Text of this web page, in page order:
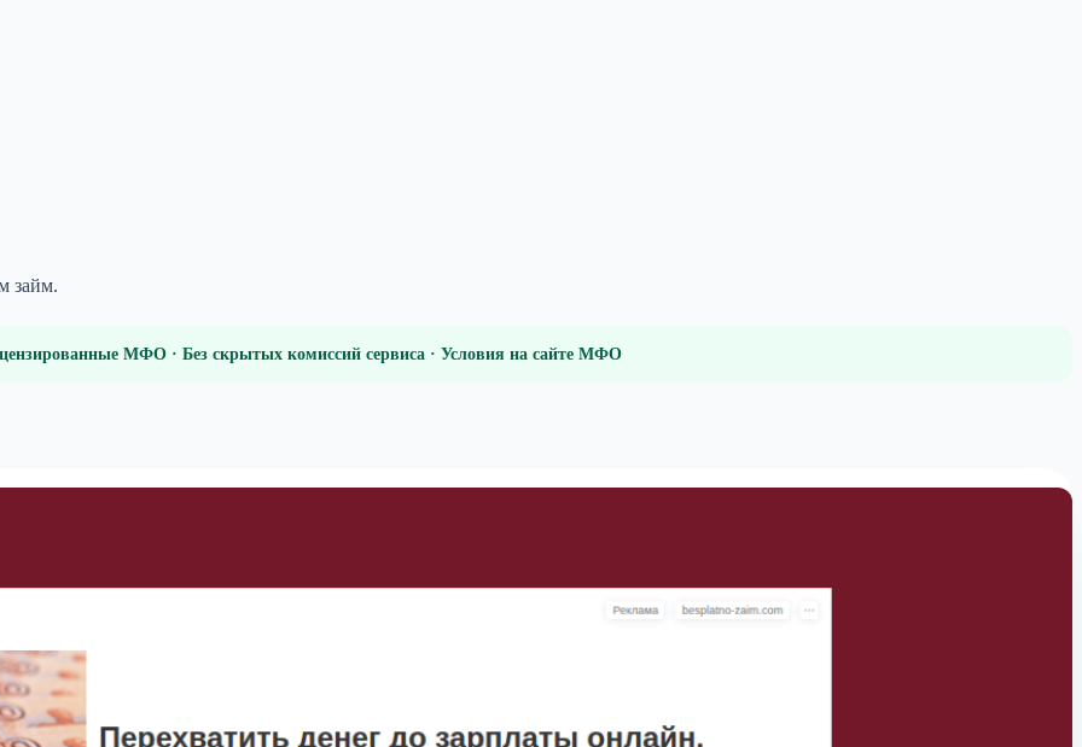
займ.
МФО · Без скрытых комиссий сервиса · Условия на сайте МФО